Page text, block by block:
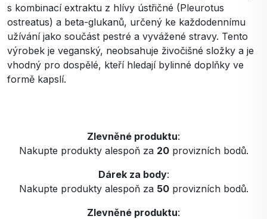
s kombinací extraktu z hlívy ústřičné (Pleurotus
ostreatus) a beta-glukanů, určený ke každodennímu
užívání jako součást pestré a vyvážené stravy. Tento
výrobek je veganský, neobsahuje živočišné složky a je
vhodný pro dospělé, kteří hledají bylinné doplňky ve
formě kapslí.
Zlevněné produktu:
Nakupte produkty alespoň za 20provizních bodů.
Dárek za body:
Nakupte produkty alespoň za 50provizních bodů.
Zlevněné produktu: